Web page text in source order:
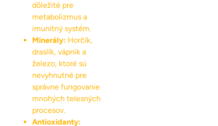
dôležité pre
metabolizmus a
imunitný systém.
Minerály: Horčík,
draslík, vápnik a
železo, ktoré sú
nevyhnutné pre
správne fungovanie
mnohých telesných
procesov.
Antioxidanty: